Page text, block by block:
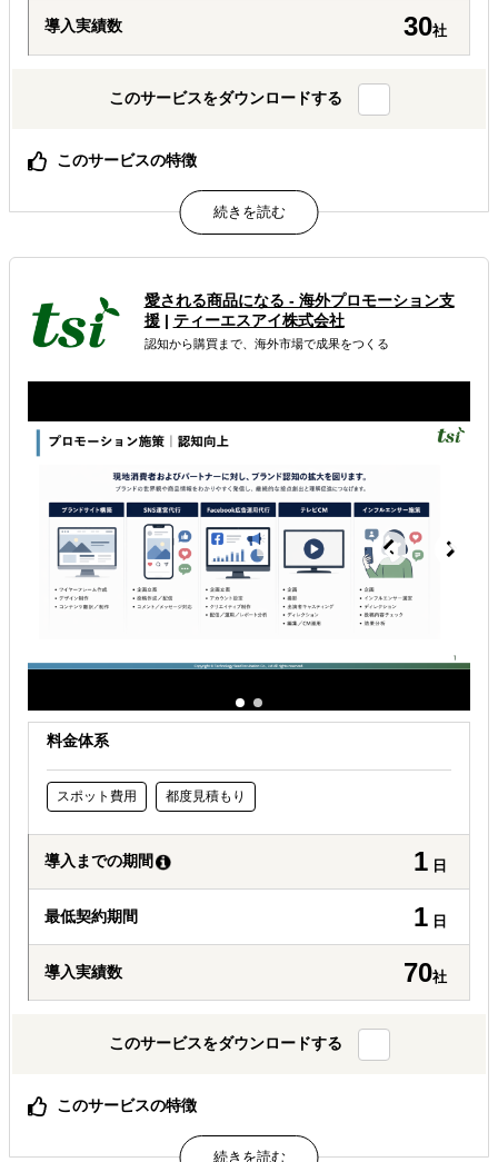
導入実績数 30社
このサービスをダウンロードする
このサービスの特徴
【方向性を2ヶ月で明確化】海外展開の"最初の一歩"とし
て、自社商材に最適な「展開国・販路・戦略」を短期集中
で整理。次ステップの意思決定を前に進められます。
【現地ヒアリングに基づく実態調査】日米2拠点と現地ネ
需要・規制を現地の実態ベースで把握します。
【豊富な支援実績に基づくノウハウ】年間約50社・累計
100社以上の海外進出支援で培ったノウハウをもとに、優
先国の決定と初期営業仮説（売り先候補）まで提示しま
属するジャンル
海外進出戦略・事業計画立案 海外進出コンサルティング
海外市場調査・マーケティング
解決できる課題
どの国に進出するべきか決めたい
自社商材に最適な販売方法を知りたい
愛される商品になる - 海外プロモーション支
援| ティーエスアイ株式会社
認知から購買まで、海外市場で成果をつくる
料金体系
スポット費用 都度見積もり
導入までの期間 1 日
最低契約期間 1 日
導入実績数 70社
このサービスをダウンロードする
このサービスの特徴
・豊富な実績、現地のネットワーク、多言語・多文化対応